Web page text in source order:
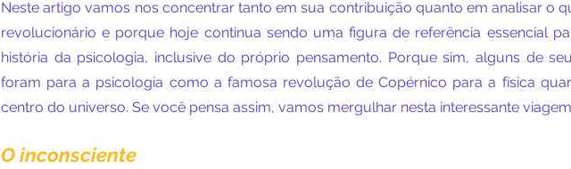
Neste artigo vamos nos concentrar tanto em sua contribuição quanto em analisar o
revolucionário e porque hoje continua sendo uma figura de referência essencial
história da psicologia, inclusive do próprio pensamento. Porque sim, alguns de
foram para a psicologia como a famosa revolução de Copérnico para a física
centro do universo. Se você pensa assim, vamos mergulhar nesta interessante
O inconsciente